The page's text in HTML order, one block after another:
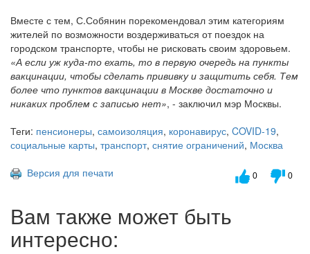
Вместе с тем, С.Собянин порекомендовал этим категориям
жителей по возможности воздерживаться от поездок на
городском транспорте, чтобы не рисковать своим здоровьем.
«А если уж куда-то ехать, то в первую очередь на пункты
вакцинации, чтобы сделать прививку и защитить себя. Тем
более что пунктов вакцинации в Москве достаточно и
никаких проблем с записью нет», - заключил мэр Москвы.
Теги: пенсионеры, самоизоляция, коронавирус, COVID-19,
социальные карты, транспорт, снятие ограничений, Москва
Версия для печати
0 0
Вам также может быть
интересно: